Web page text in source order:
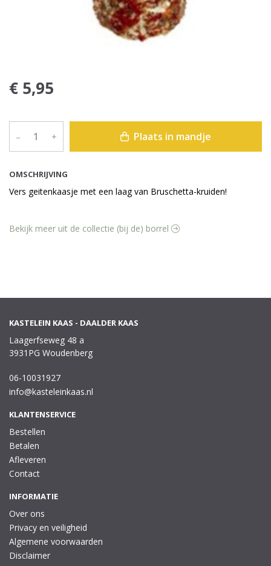
OMSCHRIJVING
Vers geitenkaasje met een laag van Bruschetta-kruiden!
€ 5,95
– + Plaats in mandje
Bekijk meer uit de collectie (bij de) borrel
KASTELEIN KAAS - DAALDER KAAS
Laagerfseweg 48 a
3931PG Woudenberg
06-10031927
info@kasteleinkaas.nl
KLANTENSERVICE
Bestellen
Betalen
Afleveren
Contact
INFORMATIE
Over ons
Privacy en veiligheid
Algemene voorwaarden
Disclaimer